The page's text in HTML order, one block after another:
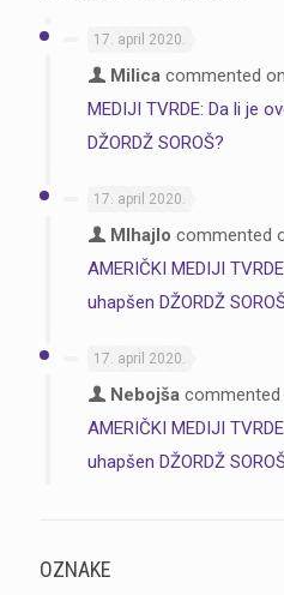
17. april 2020.
Milica commented on
MEDIJI TVRDE: Da li je
DŽORDŽ SOROŠ?
17. april 2020.
MIhajlo commented
AMERIČKI MEDIJI
uhapšen DŽORDŽ
17. april 2020.
Nebojša commented
AMERIČKI MEDIJI
uhapšen DŽORDŽ
OZNAKE